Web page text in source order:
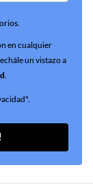
en cualquier
un vistazo a
.